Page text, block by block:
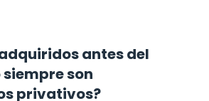
antes del
son
privativos?